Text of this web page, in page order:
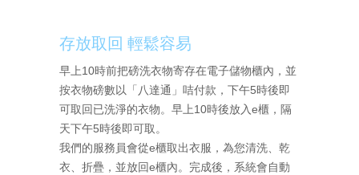
存放取回 輕鬆容易
早上10時前把磅洗衣物寄存在電子儲物櫃內，並
按衣物磅數以「八達通」咭付款，下午5時後即
可取回已洗淨的衣物。早上10時後放入e櫃，隔
天下午5時後即可取。
我們的服務員會從e櫃取出衣服，為您清洗、乾
衣、折疊，並放回e櫃內。完成後，系統會自動